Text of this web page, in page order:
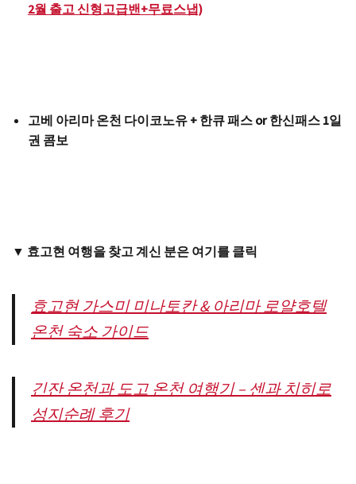
2월 출고 신형고급밴+무료스냅)
고베 아리마 온천 다이코노유 + 한큐 패스 or 한신패스 1일
권 콤보
▼ 효고현 여행을 찾고 계신 분은 여기를 클릭
효고현 가스미 미나토칸 & 아리마 로얄호텔
온천 숙소 가이드
긴잔 온천과 도고 온천 여행기 – 센과 치히로
성지순례 후기